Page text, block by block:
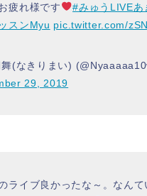
疲れ様です
#みゅうLIVEあ
スンMyu pic.twitter.com/
(なきりまい)
29, 2019
ライブ良かったな～。なんて